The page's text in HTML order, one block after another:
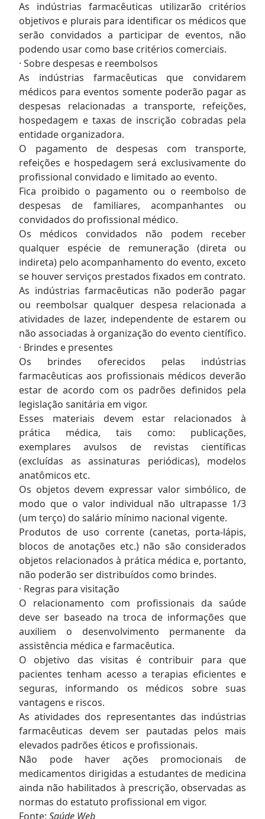
As indústrias farmacêuticas utilizarão critérios
objetivos e plurais para identificar os médicos que
serão convidados a participar de eventos, não
podendo usar como base critérios comerciais.
· Sobre despesas e reembolsos
As indústrias farmacêuticas que convidarem
médicos para eventos somente poderão pagar as
despesas relacionadas a transporte, refeições,
hospedagem e taxas de inscrição cobradas pela
entidade organizadora.
O pagamento de despesas com transporte,
refeições e hospedagem será exclusivamente do
profissional convidado e limitado ao evento.
Fica proibido o pagamento ou o reembolso de
despesas de familiares, acompanhantes ou
convidados do profissional médico.
Os médicos convidados não podem receber
qualquer espécie de remuneração (direta ou
indireta) pelo acompanhamento do evento, exceto
se houver serviços prestados fixados em contrato.
As indústrias farmacêuticas não poderão pagar
ou reembolsar qualquer despesa relacionada a
atividades de lazer, independente de estarem ou
não associadas à organização do evento científico.
· Brindes e presentes
Os brindes oferecidos pelas indústrias
farmacêuticas aos profissionais médicos deverão
estar de acordo com os padrões definidos pela
legislação sanitária em vigor.
Esses materiais devem estar relacionados à
prática médica, tais como: publicações,
exemplares avulsos de revistas científicas
(excluídas as assinaturas periódicas), modelos
anatômicos etc.
Os objetos devem expressar valor simbólico, de
modo que o valor individual não ultrapasse 1/3
(um terço) do salário mínimo nacional vigente.
Produtos de uso corrente (canetas, porta-lápis,
blocos de anotações etc.) não são considerados
objetos relacionados à prática médica e, portanto,
não poderão ser distribuídos como brindes.
· Regras para visitação
O relacionamento com profissionais da saúde
deve ser baseado na troca de informações que
auxiliem o desenvolvimento permanente da
assistência médica e farmacêutica.
O objetivo das visitas é contribuir para que
pacientes tenham acesso a terapias eficientes e
seguras, informando os médicos sobre suas
vantagens e riscos.
As atividades dos representantes das indústrias
farmacêuticas devem ser pautadas pelos mais
elevados padrões éticos e profissionais.
Não pode haver ações promocionais de
medicamentos dirigidas a estudantes de medicina
ainda não habilitados à prescrição, observadas as
normas do estatuto profissional em vigor.
Fonte: Saúde Web